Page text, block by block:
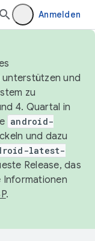
Anmelden
unterstützen und
zu
4. Quartal in
android-
und dazu
latest-
Release, das
Informationen
.